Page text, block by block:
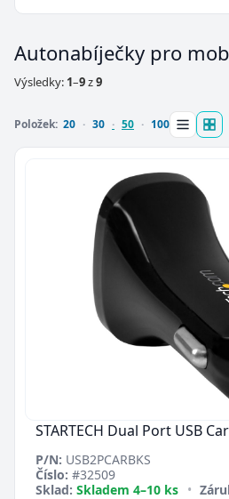
Autonabíječky pro
Výsledky: 1–9z9
Položek: 20 30 50 100
STARTECH Dual Port USB
P/N: USB2PCARBKS
Číslo: #32509
Sklad: Skladem 4–10 ks •